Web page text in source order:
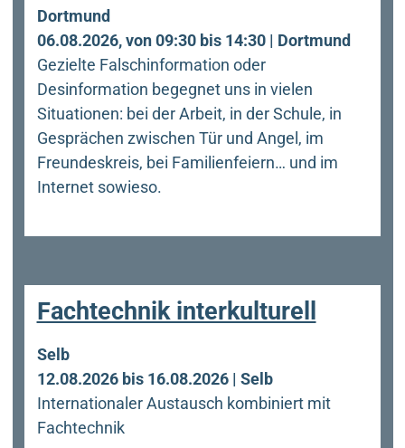
Dortmund
06.08.2026, von 09:30 bis 14:30 | Dortmund
Gezielte Falschinformation oder
Desinformation begegnet uns in vielen
Situationen: bei der Arbeit, in der Schule, in
Gesprächen zwischen Tür und Angel, im
Freundeskreis, bei Familienfeiern… und im
Internet sowieso.
Fachtechnik interkulturell
Selb
12.08.2026 bis 16.08.2026 | Selb
Internationaler Austausch kombiniert mit
Fachtechnik